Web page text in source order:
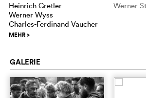
Heinrich Gretler
Werner
Werner Wyss
Charles-Ferdinand Vaucher
MEHR>
GALERIE